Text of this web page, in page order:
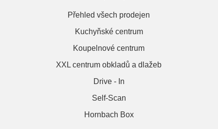
Přehled všech prodejen
Kuchyňské centrum
Koupelnové centrum
XXL centrum obkladů a dlažeb
Drive - In
Self-Scan
Hornbach Box